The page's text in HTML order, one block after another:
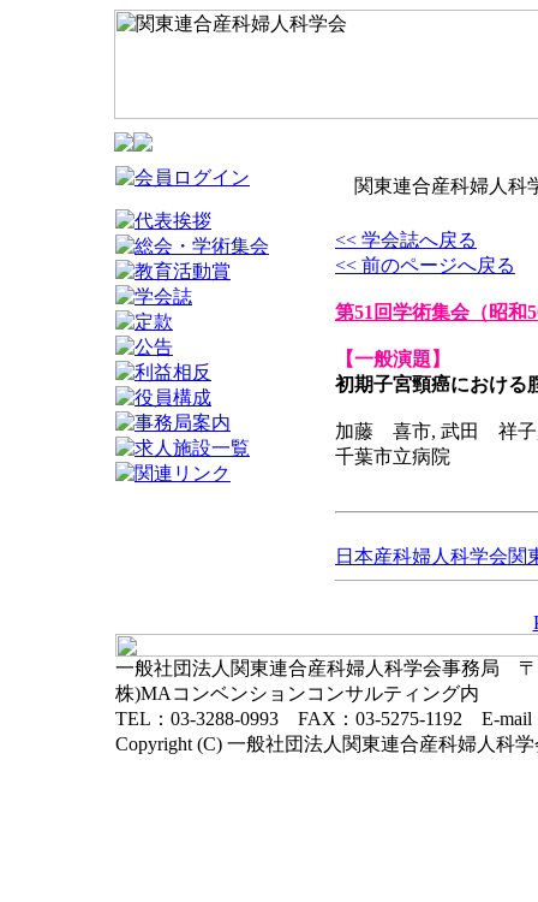
関東連合産科婦人科
<< 学会誌へ戻る
<< 前のページへ戻る
第51回学術集会（昭和
【一般演題】
初期子宮頸癌における
加藤 喜市, 武田 祥
千葉市立病院
日本産科婦人科学会関
一般社団法人関東連合産科婦人科学会事務局 〒
株)MAコンベンションコンサルティング内
TEL：03-3288-0993 FAX：03-5275-1192 E-mail
Copyright (C) 一般社団法人関東連合産科婦人科